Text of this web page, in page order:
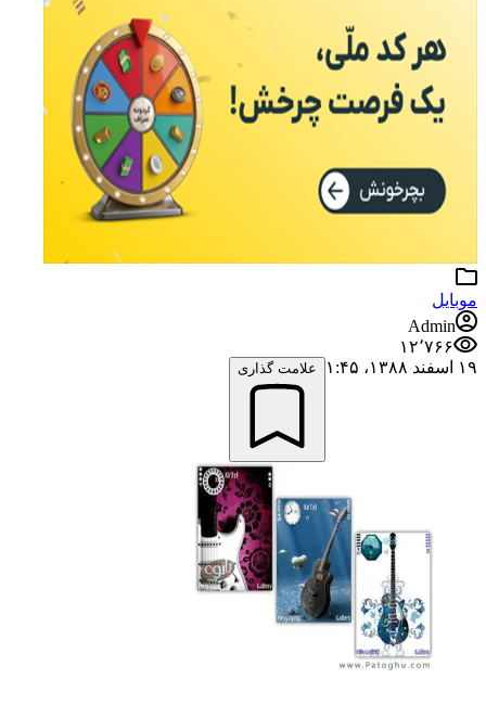
موبایل
Admin
۱۲٬۷۶۶
۱۹ اسفند ۱۳۸۸،‏ ۱:۴۵
علامت گذاری